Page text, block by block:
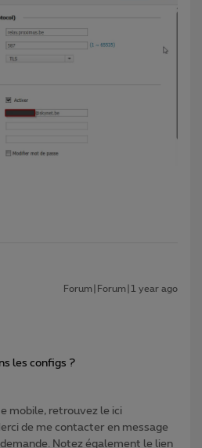
Forum|Forum|1 year ago
les configs ?
mobile, retrouvez le ici
de me contacter en message
Notez également le lien